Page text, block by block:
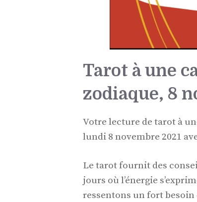
Tarot à une
zodiaque, 8
Votre lecture de tarot à
lundi 8 novembre 2021
Le tarot fournit des
jours où l’énergie
ressentons un fort